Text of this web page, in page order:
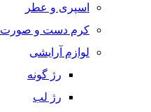
اسپری و عطر
کرم دست و صورت
لوازم آرایشی
رژ گونه
رژ لب